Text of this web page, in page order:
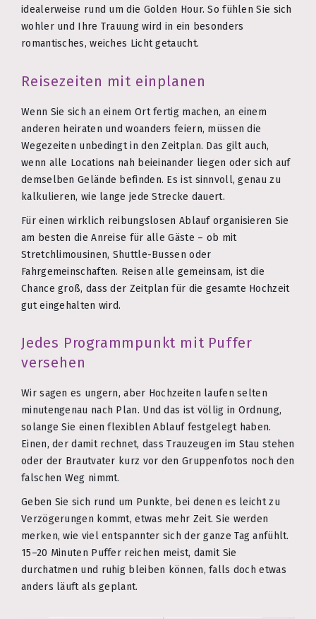
idealerweise rund um die Golden Hour. So fühlen Sie sich
wohler und Ihre Trauung wird in ein besonders
romantisches, weiches Licht getaucht.
Reisezeiten mit einplanen
Wenn Sie sich an einem Ort fertig machen, an einem
anderen heiraten und woanders feiern, müssen die
Wegezeiten unbedingt in den Zeitplan. Das gilt auch,
wenn alle Locations nah beieinander liegen oder sich auf
demselben Gelände befinden. Es ist sinnvoll, genau zu
kalkulieren, wie lange jede Strecke dauert.
Für einen wirklich reibungslosen Ablauf organisieren Sie
am besten die Anreise für alle Gäste – ob mit
Stretchlimousinen, Shuttle-Bussen oder
Fahrgemeinschaften. Reisen alle gemeinsam, ist die
Chance groß, dass der Zeitplan für die gesamte Hochzeit
gut eingehalten wird.
Jedes Programmpunkt mit Puffer
versehen
Wir sagen es ungern, aber Hochzeiten laufen selten
minutengenau nach Plan. Und das ist völlig in Ordnung,
solange Sie einen flexiblen Ablauf festgelegt haben.
Einen, der damit rechnet, dass Trauzeugen im Stau stehen
oder der Brautvater kurz vor den Gruppenfotos noch den
falschen Weg nimmt.
Geben Sie sich rund um Punkte, bei denen es leicht zu
Verzögerungen kommt, etwas mehr Zeit. Sie werden
merken, wie viel entspannter sich der ganze Tag anfühlt.
15–20 Minuten Puffer reichen meist, damit Sie
durchatmen und ruhig bleiben können, falls doch etwas
anders läuft als geplant.